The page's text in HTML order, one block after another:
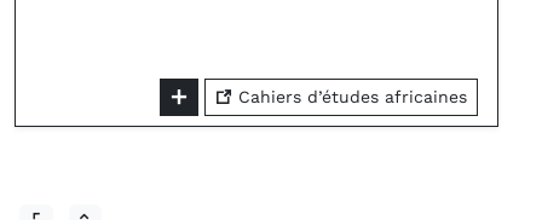
Cahiers d’études africaines